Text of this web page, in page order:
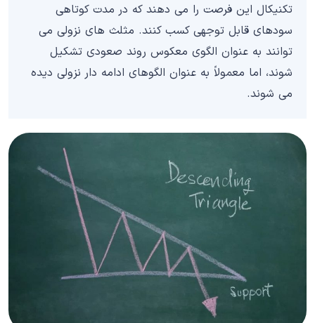
تکنیکال این فرصت را می دهند که در مدت کوتاهی
سودهای قابل توجهی کسب کنند. مثلث های نزولی می
توانند به عنوان الگوی معکوس روند صعودی تشکیل
شوند، اما معمولاً به عنوان الگوهای ادامه دار نزولی دیده
می شوند.